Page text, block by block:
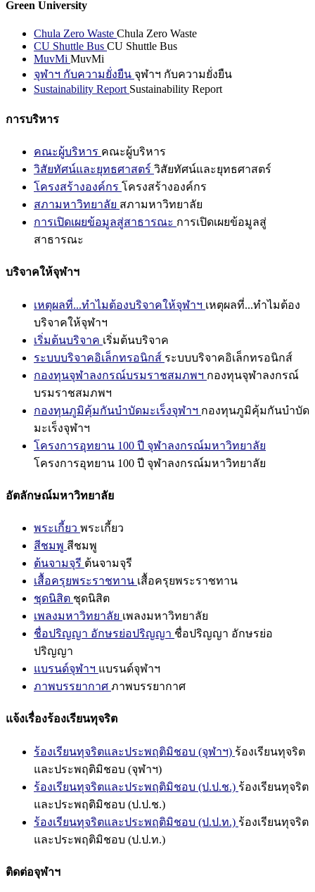
Green University
Chula Zero Waste Chula Zero Waste
CU Shuttle Bus CU Shuttle Bus
MuvMi MuvMi
จุฬาฯ กับความยั่งยืน จุฬาฯ กับความยั่งยืน
Sustainability Report Sustainability Report
การบริหาร
คณะผู้บริหาร คณะผู้บริหาร
วิสัยทัศน์และยุทธศาสตร์ วิสัยทัศน์และยุทธศาสตร์
โครงสร้างองค์กร โครงสร้างองค์กร
สภามหาวิทยาลัย สภามหาวิทยาลัย
การเปิดเผยข้อมูลสู่สาธารณะ การเปิดเผยข้อมูลสู่
สาธารณะ
บริจาคให้จุฬาฯ
เหตุผลที่...ทำไมต้องบริจาคให้จุฬาฯ เหตุผลที่...ทำไมต้อง
บริจาคให้จุฬาฯ
เริ่มต้นบริจาค เริ่มต้นบริจาค
ระบบบริจาคอิเล็กทรอนิกส์ ระบบบริจาคอิเล็กทรอนิกส์
กองทุนจุฬาลงกรณ์บรมราชสมภพฯ กองทุนจุฬาลงกรณ์
บรมราชสมภพฯ
กองทุนภูมิคุ้มกันบำบัดมะเร็งจุฬาฯ กองทุนภูมิคุ้มกันบำบัด
มะเร็งจุฬาฯ
โครงการอุทยาน 100 ปี จุฬาลงกรณ์มหาวิทยาลัย
โครงการอุทยาน 100 ปี จุฬาลงกรณ์มหาวิทยาลัย
อัตลักษณ์มหาวิทยาลัย
พระเกี้ยว พระเกี้ยว
สีชมพู สีชมพู
ต้นจามจุรี ต้นจามจุรี
เสื้อครุยพระราชทาน เสื้อครุยพระราชทาน
ชุดนิสิต ชุดนิสิต
เพลงมหาวิทยาลัย เพลงมหาวิทยาลัย
ชื่อปริญญา อักษรย่อปริญญา ชื่อปริญญา อักษรย่อ
ปริญญา
แบรนด์จุฬาฯ แบรนด์จุฬาฯ
ภาพบรรยากาศ ภาพบรรยากาศ
แจ้งเรื่องร้องเรียนทุจริต
ร้องเรียนทุจริตและประพฤติมิชอบ (จุฬาฯ) ร้องเรียนทุจริต
และประพฤติมิชอบ (จุฬาฯ)
ร้องเรียนทุจริตและประพฤติมิชอบ (ป.ป.ช.) ร้องเรียนทุจริต
และประพฤติมิชอบ (ป.ป.ช.)
ร้องเรียนทุจริตและประพฤติมิชอบ (ป.ป.ท.) ร้องเรียนทุจริต
และประพฤติมิชอบ (ป.ป.ท.)
ติดต่อจุฬาฯ